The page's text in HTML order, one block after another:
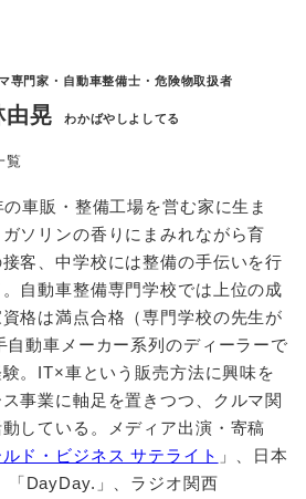
専門家・自動車整備士・危険物取扱者
由晃 わかばやしよしてる
覧
車販・整備工場を営む家に生ま
ソリンの香りにまみれながら育
客、中学校には整備の手伝いを行
自動車整備専門学校では上位の成
格は満点合格（専門学校の先生が
自動車メーカー系列のディーラーで
。IT×車という販売方法に興味を
事業に軸足を置きつつ、クルマ関
している。メディア出演・寄稿
ルド・ビジネス サテライト 」、日本
「DayDay.」、ラジオ関西